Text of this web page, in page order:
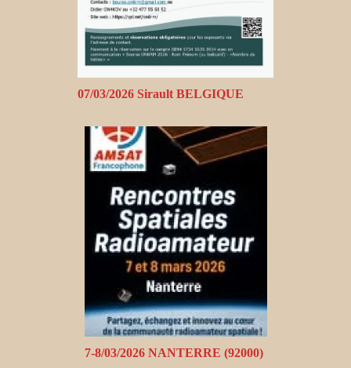
07/03/2026 Sirault BELGIQUE
7-8/03/2026 NANTERRE (92000)